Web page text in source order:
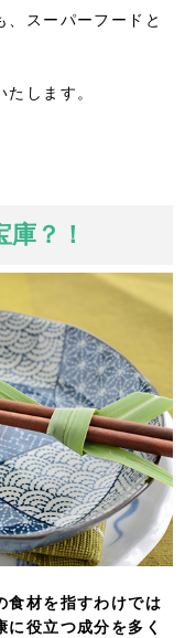
、スーパーフードと
します。
？！
食材を指すわけでは
役立つ成分を多く